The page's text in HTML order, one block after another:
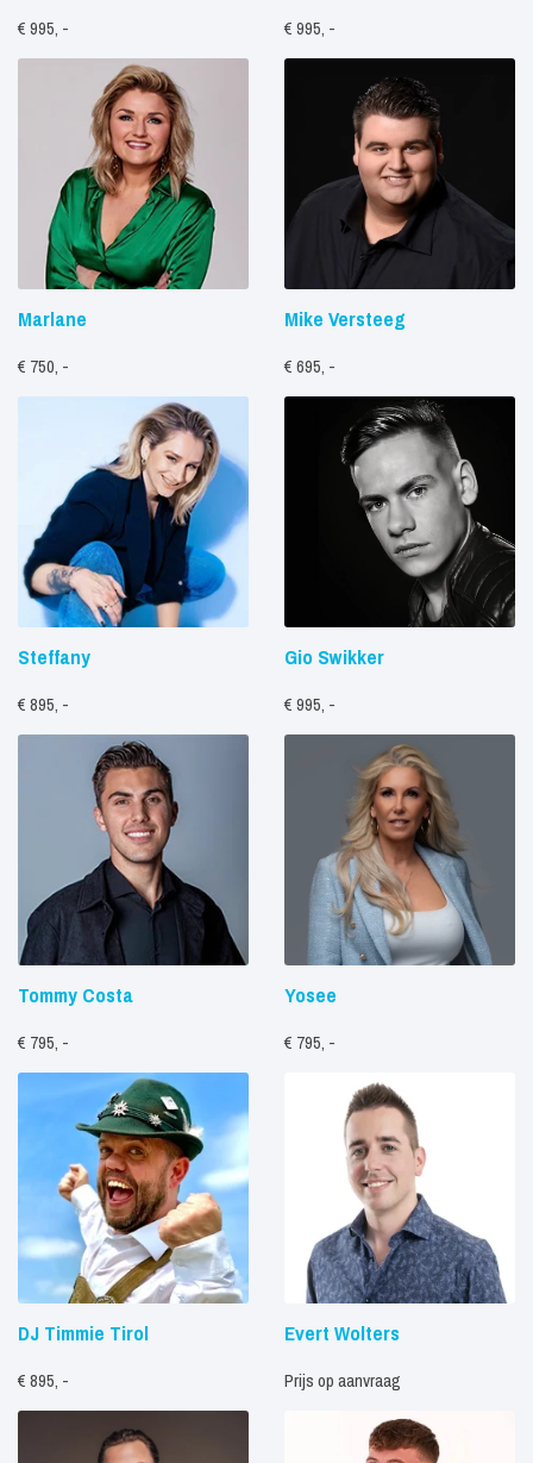
€ 995, - € 995, -
Marlane
€ 750, -
Mike Versteeg
€ 695, -
Steffany
€ 895, -
Gio Swikker
€ 995, -
Tommy Costa
€ 795, -
Yosee
€ 795, -
DJ Timmie Tirol
€ 895, -
Evert Wolters
Prijs op aanvraag